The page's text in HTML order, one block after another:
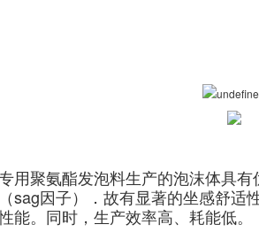
用聚氨酯发泡料生产的泡沫体具
sag因子）．故有显著的坐感舒适
能。同时，生产效率高、耗能低。